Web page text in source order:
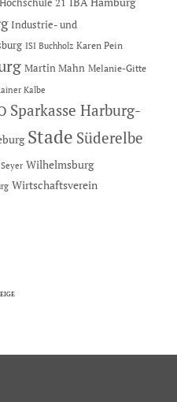
Hochschule 21
Industrie- und
ISI Buchholz Karen Pein
Martin Mahn Melanie-Gitte
Kalbe
Sparkasse Harburg-
Stade Süderelbe
Wilhelmsburg
Wirtschaftsverein